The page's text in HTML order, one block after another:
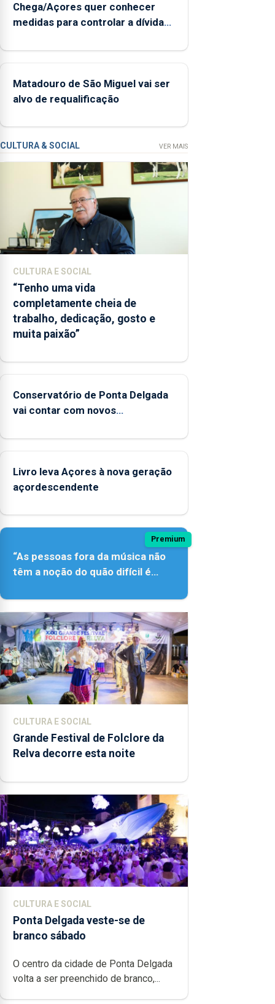
tímpanos e
estrados,
reforçar as
de ensino da
instituição
Chega/Açores quer conhecer
medidas para controlar a dívida
Matadouro de São Miguel vai ser
alvo de requalificação
CULTURA & SOCIAL VER MAIS
CULTURA E SOCIAL
“Tenho uma vida
completamente cheia de
trabalho, dedicação, gosto e
muita paixão”
Conservatório de Ponta Delgada
vai contar com novos
Livro leva Açores à nova geração
açordescendente
Premium
“As pessoas fora da música não
têm a noção do quão difícil é
CULTURA E SOCIAL
Grande Festival de Folclore da
Relva decorre esta noite
CULTURA E SOCIAL
Ponta Delgada veste-se de
branco sábado
O centro da cidade de Ponta Delgada
volta a ser preenchido de branco,...